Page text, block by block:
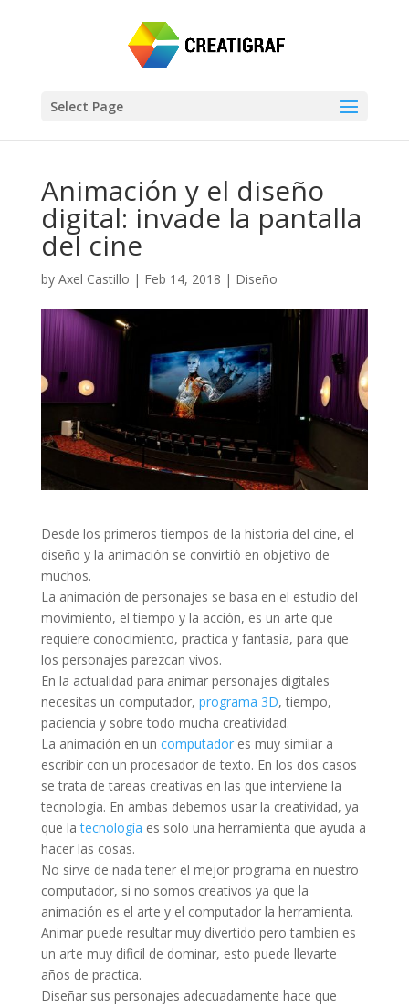
Select Page
Animación y el diseño
digital: invade la pantalla
del cine
by Axel Castillo | Feb 14, 2018 | Diseño
Desde los primeros tiempos de la historia del cine, el
diseño y la animación se convirtió en objetivo de
muchos.
La animación de personajes se basa en el estudio del
movimiento, el tiempo y la acción, es un arte que
requiere conocimiento, practica y fantasía, para que
los personajes parezcan vivos.
En la actualidad para animar personajes digitales
necesitas un computador, programa 3D, tiempo,
paciencia y sobre todo mucha creatividad.
La animación en un computadores muy similar a
escribir con un procesador de texto. En los dos casos
se trata de tareas creativas en las que interviene la
tecnología. En ambas debemos usar la creatividad, ya
que latecnología es solo una herramienta que ayuda a
hacer las cosas.
No sirve de nada tener el mejor programa en nuestro
computador, si no somos creativos ya que la
animación es el arte y el computador la herramienta.
Animar puede resultar muy divertido pero tambien es
un arte muy dificil de dominar, esto puede llevarte
años de practica.
Diseñar sus personajes adecuadamente hace que